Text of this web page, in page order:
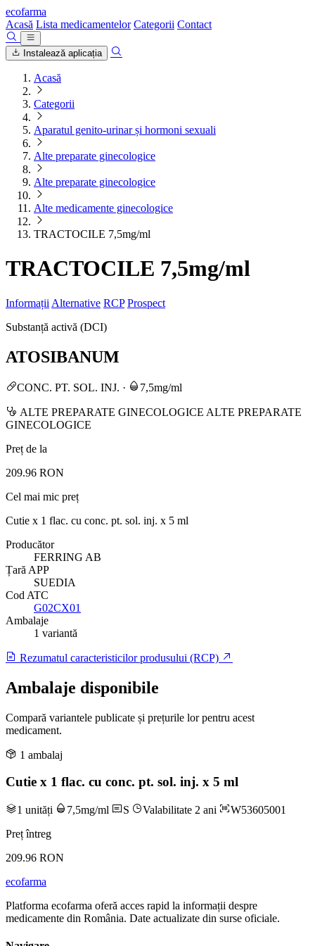
ecofarma
Acasă Lista medicamentelor Categorii Contact
Instalează aplicația
Acasă
Categorii
Aparatul genito-urinar și hormoni sexuali
Alte preparate ginecologice
Alte preparate ginecologice
Alte medicamente ginecologice
TRACTOCILE 7,5mg/ml
TRACTOCILE 7,5mg/ml
Informații Alternative RCP Prospect
Substanță activă (DCI)
ATOSIBANUM
CONC. PT. SOL. INJ. · 7,5mg/ml
ALTE PREPARATE GINECOLOGICE ALTE PREPARATE
GINECOLOGICE
Preț de la
209.96 RON
Cel mai mic preț
Cutie x 1 flac. cu conc. pt. sol. inj. x 5 ml
Producător
FERRING AB
Țară APP
SUEDIA
Cod ATC
G02CX01
Ambalaje
1 variantă
Rezumatul caracteristicilor produsului (RCP)
Ambalaje disponibile
Compară variantele publicate și prețurile lor pentru acest
medicament.
1 ambalaj
Cutie x 1 flac. cu conc. pt. sol. inj. x 5 ml
1 unități 7,5mg/ml S Valabilitate 2 ani
W53605001
Preț întreg
209.96 RON
ecofarma
Platforma ecofarma oferă acces rapid la informații despre
medicamente din România. Date actualizate din surse oficiale.